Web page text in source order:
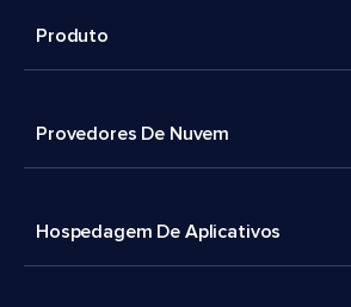
Produto
Provedores De Nuvem
Hospedagem De Aplicativos